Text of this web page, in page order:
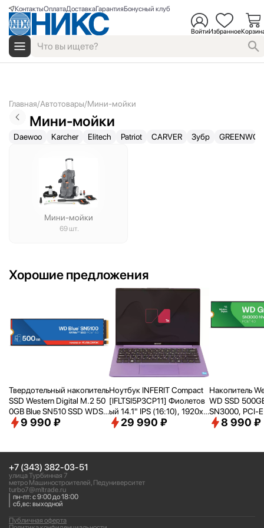
КонтактыОплатаДоставкаГарантияБонусный клуб
ВойтиИзбранное
Главная Автотовары Мини-мойки
Мини-мойки
Daewoo Karcher Elitech Patriot CARVER Зубр
Мини-мойки
69 шт.
Хорошие предложения
Твердотельный накопитель
SSD Western Digital M.2 50
0GB Blue SN510 SSD WDS5
00G5B0E PCIe NVMe 4.0 x
9 990 ₽
Ноутбук INFERIT Compact
[IFLTSI5P3CP11] Фиолетов
ый 14.1" IPS (16:10), 1920х1
200 WUXGA/ i5-1240P(1.7
ooth/Win 11Pro Trial
29 990 ₽
Накопитель
WD SSD
SN3000, PCI-
2280, [R/W -
8 990 ₽
+7 (343) 382-03-51
улица Турбинная 7
метро Машиностроителей, Педуниверситет
turbo7@mltrade.ru
пн-пт: с 9:00 до 18:00
сб,вс: выходной
Публичная оферта